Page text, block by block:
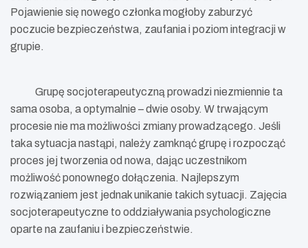
Pojawienie się nowego członka mogłoby zaburzyć
poczucie bezpieczeństwa, zaufania i poziom integracji w
grupie.
Grupę socjoterapeutyczną prowadzi niezmiennie ta
sama osoba, a optymalnie – dwie osoby. W trwającym
procesie nie ma możliwości zmiany prowadzącego. Jeśli
taka sytuacja nastąpi, należy zamknąć grupę i rozpocząć
proces jej tworzenia od nowa, dając uczestnikom
możliwość ponownego dołączenia. Najlepszym
rozwiązaniem jest jednak unikanie takich sytuacji. Zajęcia
socjoterapeutyczne to oddziaływania psychologiczne
oparte na zaufaniu i bezpieczeństwie.